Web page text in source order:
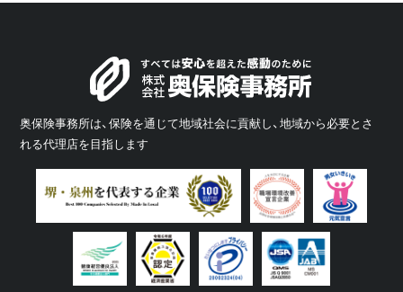
奥保険事務所は、保険を通じて地域社会に貢献し、地域から必要とさ
れる代理店を目指します